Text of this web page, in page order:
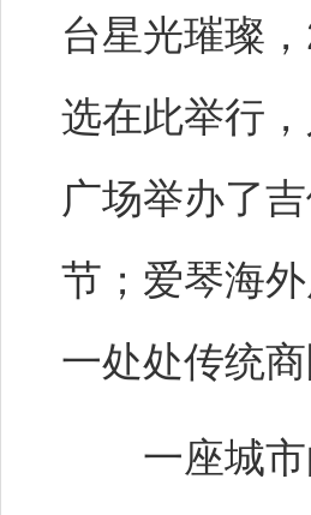
台星光璀璨
选在此举行
广场举办了
节；爱琴海
一处处传统
一座城市